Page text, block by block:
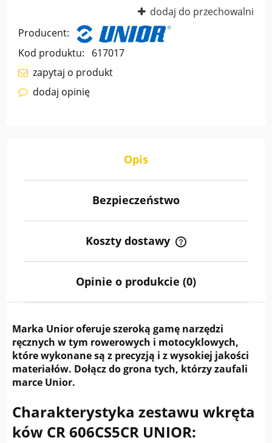
dodaj do przechowalni
Producent:
Kod produktu:
617017
zapytaj o produkt
dodaj opinię
Opis
Bezpieczeństwo
Koszty dostawy
Cena nie zawiera ewentualnych kosztów płatności
Opinie o produkcie (0)
Marka Unior oferuje szeroką gamę narzędzi
ręcznych w tym rowerowych i motocyklowych,
które wykonane są z precyzją i z wysokiej jakości
materiałów. Dołącz do grona tych, którzy zaufali
marce Unior.
Charakterystyka zestawu wkręta
ków CR 606CS5CR UNIOR: